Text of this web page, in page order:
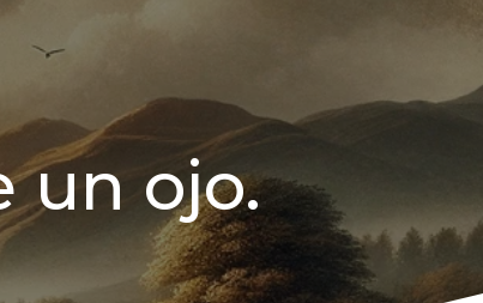
un ojo.